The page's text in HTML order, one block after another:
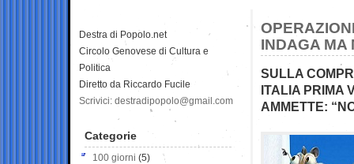
INDAGA MA
SULLA
ITALIA PRIMA
AMMETTE:
Destra di Popolo.net
Circolo Genovese di Cultura e
Politica
Diretto da Riccardo Fucile
Scrivici: destradipopolo@gmail.com
Categorie
100 giorni (5)